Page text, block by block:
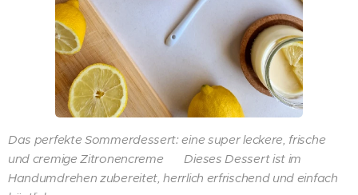
Das perfekte Sommerdessert: eine super leckere, frische
und cremige Zitronencreme 🍋 Dieses Dessert ist im
Handumdrehen zubereitet, herrlich erfrischend und einfach